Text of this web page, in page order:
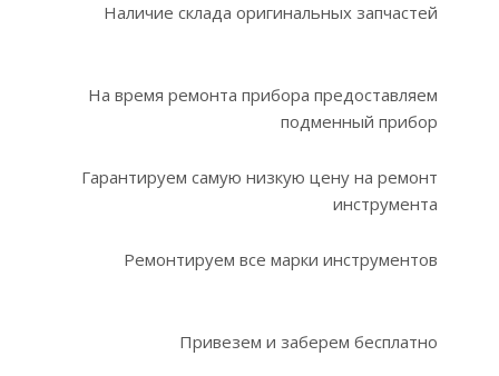
Наличие склада оригинальных запчастей
На время ремонта прибора предоставляем
подменный прибор
Гарантируем самую низкую цену на ремонт
инструмента
Ремонтируем все марки инструментов
Привезем и заберем бесплатно